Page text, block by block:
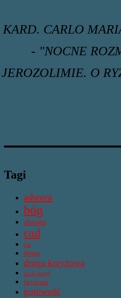
KARD. CARLO
- "NOCNE
JEROZOLIMIE. O
Tagi
adwent
bóg
choroba
cud
dar
droga
droga krzyżowa
duch święty
faryzeusze
gotowość